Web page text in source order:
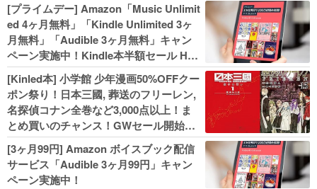
[プライムデー] Amazon「Music Unlimit
ed 4ヶ月無料」「Kindle Unlimited 3ヶ
月無料」「Audible 3ヶ月無料」キャン
ペーン実施中！Kindle本半額セール HU
NTER×HUNTERなど集英社、無職転生,
幼女戦記などKADOKAWA、キャプテン
翼100円セールも！
[Kinled本] 小学館 少年漫画50%OFFクー
ポン祭り！日本三國, 葬送のフリーレン,
名探偵コナン全巻など3,000点以上！ま
とめ買いのチャンス！GWセール開始！
人気コミック多数 カドカワ祭やIT関連本
がセールに！
[3ヶ月99円] Amazon ボイスブック配信
サービス「Audible 3ヶ月99円」キャン
ペーン実施中！